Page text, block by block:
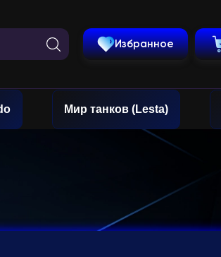
Избранное
Мир танков (Lesta)